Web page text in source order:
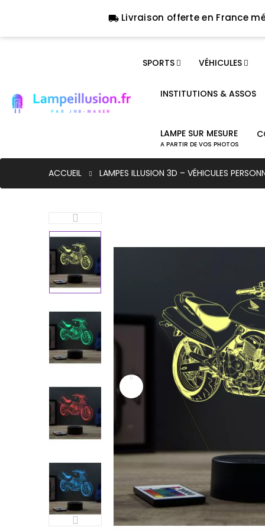
local_shipping Livraison offerte en France
SPORTS VÉHICULES
INSTITUTIONS & ASSOS
LAMPE SUR MESURE
A PARTIR DE VOS PHOTOS
ACCUEIL LAMPES ILLUSION 3D – VÉHICULES